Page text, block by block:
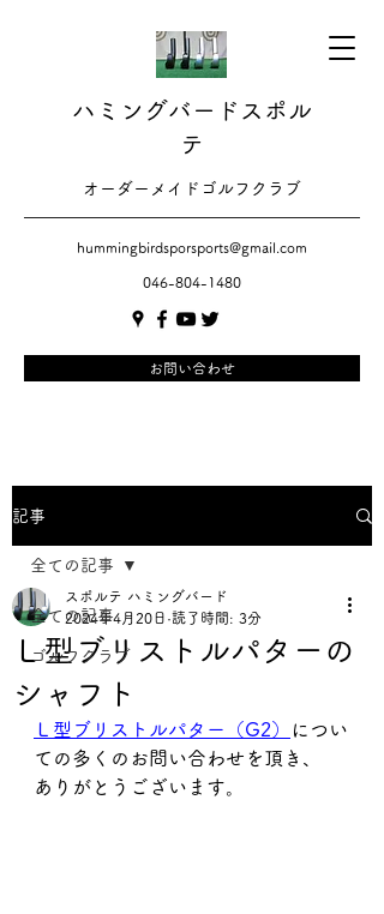
ハミングバードスポル
テ
​​オーダーメイドゴルフクラブ
hummingbirdsporsports@gmail.com
046-804-1480
お問い合わせ
記事
全ての記事
ゴルフクラブ
全ての記事
Ｌ型ブリストルパターの
シャフト
スポルテ ハミングバード
2024年4月20日 読了時間: 3分
Ｌ型ブリストルパター（G2）
につい
ての多くのお問い合わせを頂き、
ありがとうございます。